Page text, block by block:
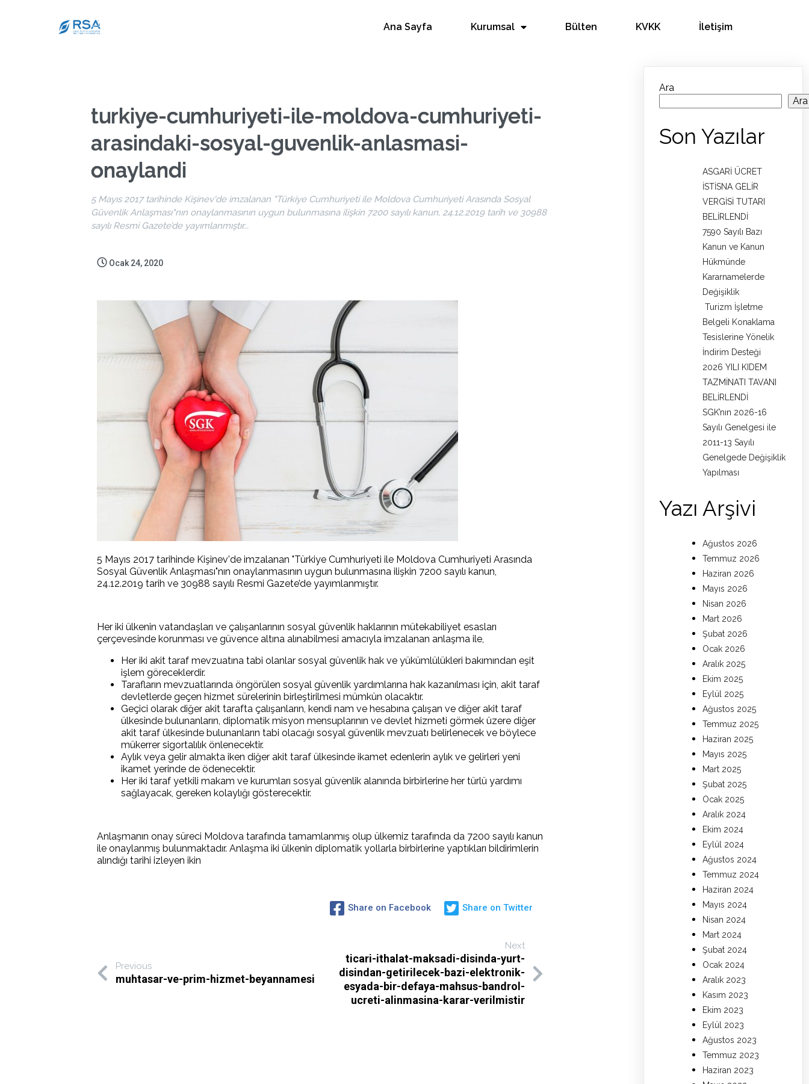
Ana Sayfa Kurumsal Bülten KVKK İletişim
turkiye-cumhuriyeti-ile-moldova-cumhuriyeti-
arasindaki-sosyal-guvenlik-anlasmasi-
onaylandi
5 Mayıs 2017 tarihinde Kişinev'de imzalanan "Türkiye Cumhuriyeti ile Moldova Cumhuriyeti Arasında Sosyal
Güvenlik Anlaşması"nın onaylanmasının uygun bulunmasına ilişkin 7200 sayılı kanun, 24.12.2019 tarih ve 30988
sayılı Resmi Gazete’de yayımlanmıştır...
Ocak 24, 2020
5 Mayıs 2017 tarihinde Kişinev'de imzalanan "Türkiye Cumhuriyeti ile Moldova Cumhuriyeti Arasında
Sosyal Güvenlik Anlaşması"nın onaylanmasının uygun bulunmasına ilişkin 7200 sayılı kanun,
24.12.2019 tarih ve 30988 sayılı Resmi Gazete’de yayımlanmıştır.
Her iki ülkenin vatandaşları ve çalışanlarının sosyal güvenlik haklarının mütekabiliyet esasları
çerçevesinde korunması ve güvence altına alınabilmesi amacıyla imzalanan anlaşma ile,
Her iki akit taraf mevzuatına tabi olanlar sosyal güvenlik hak ve yükümlülükleri bakımından eşit
işlem göreceklerdir.
Tarafların mevzuatlarında öngörülen sosyal güvenlik yardımlarına hak kazanılması için, akit taraf
devletlerde geçen hizmet sürelerinin birleştirilmesi mümkün olacaktır.
Geçici olarak diğer akit tarafta çalışanların, kendi nam ve hesabına çalışan ve diğer akit taraf
ülkesinde bulunanların, diplomatik misyon mensuplarının ve devlet hizmeti görmek üzere diğer
akit taraf ülkesinde bulunanların tabi olacağı sosyal güvenlik mevzuatı belirlenecek ve böylece
mükerrer sigortalılık önlenecektir.
Aylık veya gelir almakta iken diğer akit taraf ülkesinde ikamet edenlerin aylık ve gelirleri yeni
ikamet yerinde de ödenecektir.
Her iki taraf yetkili makam ve kurumları sosyal güvenlik alanında birbirlerine her türlü yardımı
sağlayacak, gereken kolaylığı gösterecektir.
Anlaşmanın onay süreci Moldova tarafında tamamlanmış olup ülkemiz tarafında da 7200 sayılı kanun
ile onaylanmış bulunmaktadır. Anlaşma iki ülkenin diplomatik yollarla birbirlerine yaptıkları bildirimlerin
alındığı tarihi izleyen ikin
Share on Facebook Share on Twitter
Previous
muhtasar-ve-prim-hizmet-beyannamesi
Next
ticari-ithalat-maksadi-disinda-yurt-
disindan-getirilecek-bazi-elektronik-
esyada-bir-defaya-mahsus-bandrol-
ucreti-alinmasina-karar-verilmistir
Ara
Ara
Son Yazılar
ASGARİ ÜCRET
İSTİSNA GELİR
VERGİSİ TUTARI
BELİRLENDİ
7590 Sayılı Bazı
Kanun ve Kanun
Hükmünde
Kararnamelerde
Değişiklik
Turizm İşletme
Belgeli Konaklama
Tesislerine Yönelik
İndirim Desteği
2026 YILI KIDEM
TAZMİNATI TAVANI
BELİRLENDİ
SGK’nın 2026-16
Sayılı Genelgesi ile
2011-13 Sayılı
Genelgede Değişiklik
Yapılması
Yazı Arşivi
Ağustos 2026
Temmuz 2026
Haziran 2026
Mayıs 2026
Nisan 2026
Mart 2026
Şubat 2026
Ocak 2026
Aralık 2025
Ekim 2025
Eylül 2025
Ağustos 2025
Temmuz 2025
Haziran 2025
Mayıs 2025
Mart 2025
Şubat 2025
Ocak 2025
Aralık 2024
Ekim 2024
Eylül 2024
Ağustos 2024
Temmuz 2024
Haziran 2024
Mayıs 2024
Nisan 2024
Mart 2024
Şubat 2024
Ocak 2024
Aralık 2023
Kasım 2023
Ekim 2023
Eylül 2023
Ağustos 2023
Temmuz 2023
Haziran 2023